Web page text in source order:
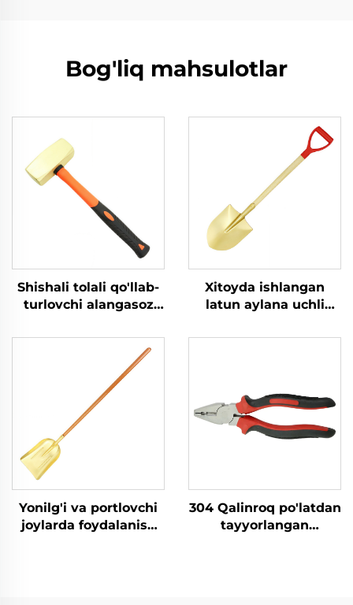
Bog'liq mahsulotlar
Shishali tolali qo'llab-
turlovchi alangasoz
German turidagi qo'l
bilan urish uchun
mo'ljallangan bolg'alar
yonuvchan va
portlovchan joylarda
foydalanish uchun
Xitoyda ishlangan
latun aylana uchli
yonuvchan va
yog'och qo'llab-
turuvchi
Yonilg'i va portlovchi
joylarda foydalanish
304 Qalinroq po'latdan
tayyorlangan